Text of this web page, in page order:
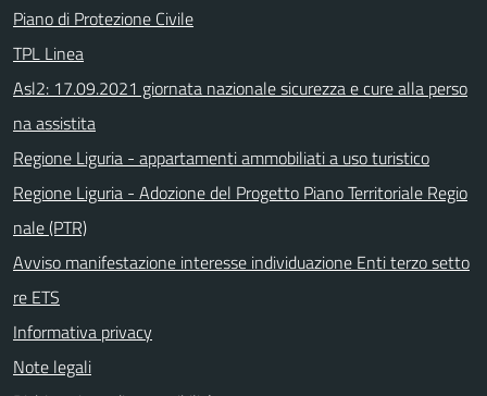
Piano di Protezione Civile
TPL Linea
Asl2: 17.09.2021 giornata nazionale sicurezza e cure alla perso
na assistita
Regione Liguria - appartamenti ammobiliati a uso turistico
Regione Liguria - Adozione del Progetto Piano Territoriale Regio
nale (PTR)
Avviso manifestazione interesse individuazione Enti terzo setto
re ETS
Informativa privacy
Note legali